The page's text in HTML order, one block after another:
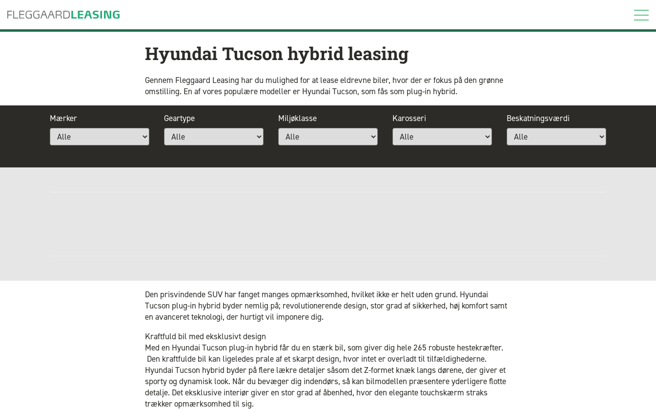
Hyundai Tucson hybrid leasing
Gennem Fleggaard Leasing har du mulighed for at lease eldrevne biler, hvor der er fokus på den grønne
omstilling. En af vores populære modeller er Hyundai Tucson, som fås som plug-in hybrid.
Mærker Geartype Miljøklasse Karosseri Beskatningsværdi
Den prisvindende SUV har fanget manges opmærksomhed, hvilket ikke er helt uden grund. Hyundai
Tucson plug-in hybrid byder nemlig på; revolutionerende design, stor grad af sikkerhed, høj komfort samt
en avanceret teknologi, der hurtigt vil imponere dig.
Kraftfuld bil med eksklusivt design
Med en Hyundai Tucson plug-in hybrid får du en stærk bil, som giver dig hele 265 robuste hestekræfter.
Den kraftfulde bil kan ligeledes prale af et skarpt design, hvor intet er overladt til tilfældighederne.
Hyundai Tucson hybrid byder på flere lækre detaljer såsom det Z-formet knæk langs dørene, der giver et
sporty og dynamisk look. Når du bevæger dig indendørs, så kan bilmodellen præsentere yderligere flotte
detalje. Det eksklusive interiør giver en stor grad af åbenhed, hvor den elegante touchskærm straks
trækker opmærksomhed til sig.